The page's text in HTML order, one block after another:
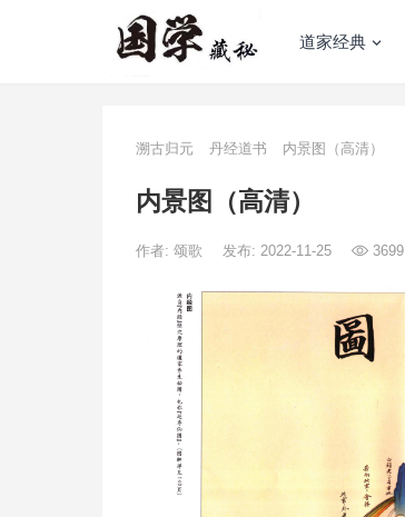
道家经典
溯古归元 丹经道书 内景图（高清）
内景图（高清）
作者: 颂歌 发布: 2022-11-25 3699